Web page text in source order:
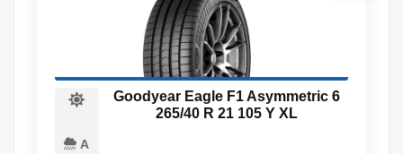
A
Goodyear Eagle F1 Asymmetric 6
265/40 R 21 105 Y XL